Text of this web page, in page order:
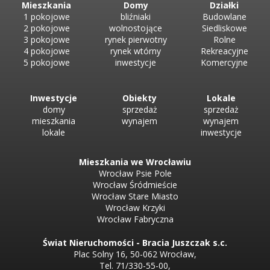
5-piętrowym bloku. Nieruchomość znajduje się w jednej z najlepiej
skomunikowanych części Wrocławia, zaledwie 2000 m od
Wrocławskiego Rynku i 1000 m od Sky Tower. Szczegóły: ...
Mieszkania
1 pokojowe
2 pokojowe
3 pokojowe
4 pokojowe
5 pokojowe
Domy
bliźniaki
wolnostojące
rynek pierwotny
rynek wtórny
inwestycje
Działki
Budowlane
Siedliskowe
Rolne
Rekreacyjne
Komercyjne
Inwestycje
domy
mieszkania
lokale
Obiekty
sprzedaż
wynajem
Lokale
sprzedaż
wynajem
inwestycje
Mieszkania we Wrocławiu
Wrocław Psie Pole
Wrocław Śródmieście
Wrocław Stare Miasto
Wrocław Krzyki
Wrocław Fabryczna
Świat Nieruchomości - Bracia Juszczak s.c.
Plac Solny 16, 50-062 Wrocław,
Tel. 71/330-55-00,